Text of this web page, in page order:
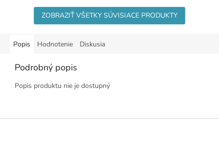
ZOBRAZIŤ VŠETKY SÚVISIACE PRODUKTY
Popis Hodnotenie Diskusia
Podrobný popis
Popis produktu nie je dostupný
Z